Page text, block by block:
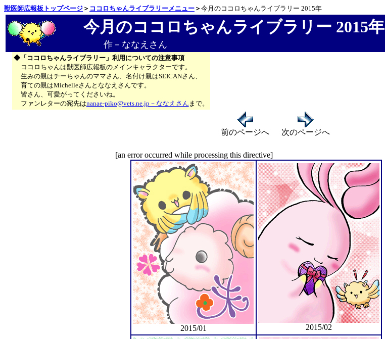
獣医師広報板トップページ ＞ ココロちゃんライブラリーメニュー ＞ 今月のココロちゃんライブラリー 2015年
今月のココロちゃんライブラリー 2015年
作－ななえさん
◆「ココロちゃんライブラリー」利用についての注意事項
ココロちゃんは獣医師広報板のメインキャラクターです。
生みの親はチーちゃんのママさん、名付け親はSEICANさん、
育ての親はMichelleさんとななえさんです。
皆さん、可愛がってくださいね。
ファンレターの宛先はnanae-piko@vets.ne.jp－ななえさん まで。
前のページへ 次のページへ
[an error occurred while processing this directive]
2015/01 2015/02